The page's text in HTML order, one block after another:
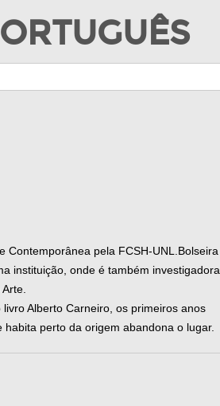
Contemporânea pela FCSH-UNL.Bolseira
instituição, onde é também investigadora
Alberto Carneiro, os primeiros anos
perto da origem abandona o lugar.